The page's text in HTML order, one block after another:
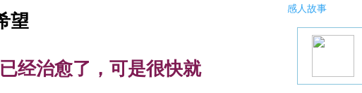
望
经治愈了，可是很快就
感人故事